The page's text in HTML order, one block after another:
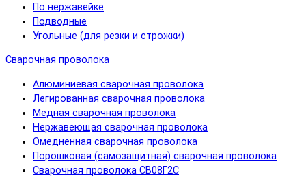
По нержавейке
Подводные
Угольные (для резки и строжки)
Сварочная проволока
Алюминиевая сварочная проволока
Легированная сварочная проволока
Медная сварочная проволока
Нержавеющая сварочная проволока
Омедненная сварочная проволока
Порошковая (самозащитная) сварочная проволока
Сварочная проволока СВ08Г2С